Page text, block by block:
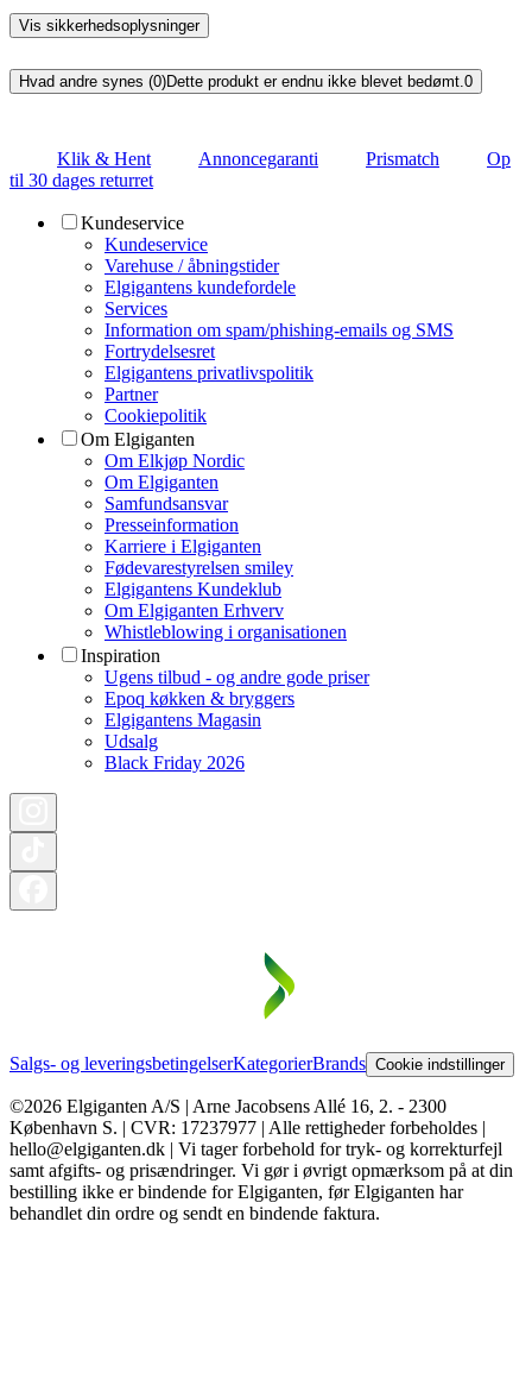
Vis sikkerhedsoplysninger
Hvad andre synes (0)Dette produkt er endnu ikke blevet bedømt. 0
Klik & Hent Annoncegaranti Prismatch
Op
til 30 dages returret
Kundeservice
Kundeservice
Varehuse / åbningstider
Elgigantens kundefordele
Services
Information om spam/phishing-emails og SMS
Fortrydelsesret
Elgigantens privatlivspolitik
Partner
Cookiepolitik
Om Elgiganten
Om Elkjøp Nordic
Om Elgiganten
Samfundsansvar
Presseinformation
Karriere i Elgiganten
Fødevarestyrelsen smiley
Elgigantens Kundeklub
Om Elgiganten Erhverv
Whistleblowing i organisationen
Inspiration
Ugens tilbud - og andre gode priser
Epoq køkken & bryggers
Elgigantens Magasin
Udsalg
Black Friday 2026
Salgs- og leveringsbetingelserKategorierBrands Cookie indstillinger
©2026 Elgiganten A/S | Arne Jacobsens Allé 16, 2. - 2300
København S. | CVR: 17237977 | Alle rettigheder forbeholdes |
hello@elgiganten.dk | Vi tager forbehold for tryk- og korrekturfejl
samt afgifts- og prisændringer. Vi gør i øvrigt opmærksom på at din
bestilling ikke er bindende for Elgiganten, før Elgiganten har
behandlet din ordre og sendt en bindende faktura.